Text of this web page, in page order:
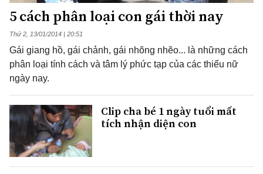
5 cách phân loại con gái thời nay
Thứ 2, 13/01/2014 | 20:51
Gái giang hồ, gái chảnh, gái nhõng nhẽo... là những cách
phân loại tính cách và tâm lý phức tạp của các thiếu nữ
ngày nay.
Clip cha bé 1 ngày tuổi mất
tích nhận diện con